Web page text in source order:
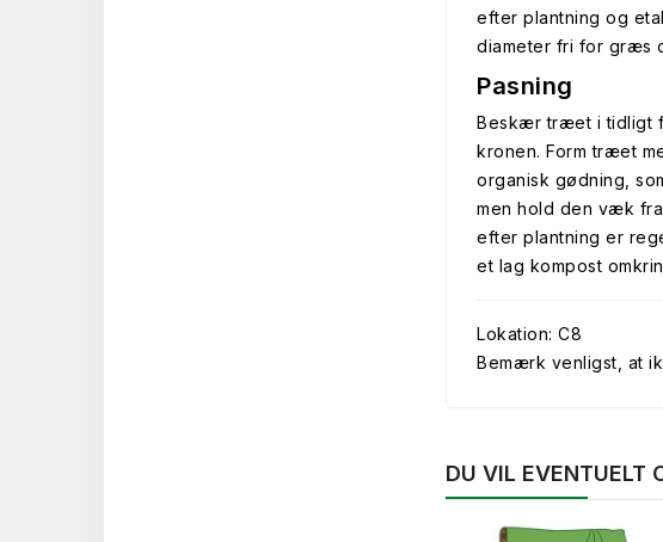
efter plantning og
diameter fri for græs
Pasning
Beskær træet i tidligt
kronen. Form træet
organisk gødning,
men hold den væk
efter plantning er
et lag kompost
Lokation: C8
Bemærk venligst, at
DU VIL EVENTUELT